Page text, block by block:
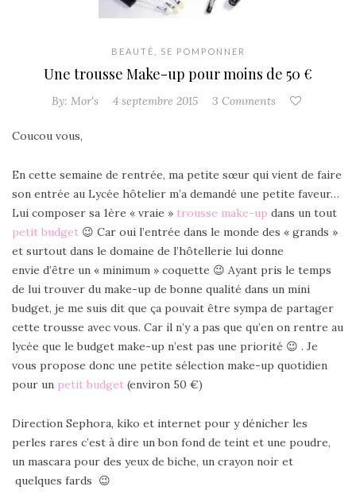
BEAUTÉ SE POMPONNER
Une trousse Make-up pour moins de 50 €
By: Mor's 4 septembre 2015 3 Comments
Coucou vous,
En cette semaine de rentrée, ma petite sœur qui vient de faire
son entrée au Lycée hôtelier m’a demandé une petite faveur…
Lui composer sa 1ère « vraie » trousse make-up dans un tout
petit budget 😉 Car oui l’entrée dans le monde des « grands »
et surtout dans le domaine de l’hôtellerie lui donne
envie d’être un « minimum » coquette 😉 Ayant pris le temps
de lui trouver du make-up de bonne qualité dans un mini
budget, je me suis dit que ça pouvait être sympa de partager
cette trousse avec vous. Car il n’y a pas que qu’en on rentre au
lycée que le budget make-up n’est pas une priorité 😉 . Je
vous propose donc une petite sélection make-up quotidien
pour un petit budget (environ 50 €)
Direction Sephora, kiko et internet pour y dénicher les
perles rares c’est à dire un bon fond de teint et une poudre,
un mascara pour des yeux de biche, un crayon noir et
quelques fards 😉